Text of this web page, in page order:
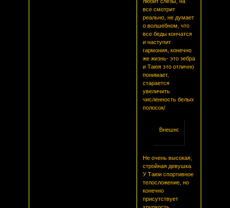
все смотрит
реально, не думает
о волшебном, что
все беды кончатся
и наступит
гармония, конечно
же жизнь- это зебра
и Таюя это отлично
понимает,
старается
увеличить
численность белых
полосок/
Внешность
Не очень высокая,
стройная девушка.
У Таюи спортивное
телосложение, но
конечно
присутствует